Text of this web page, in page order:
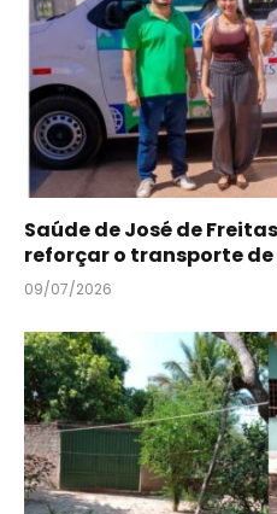
Saúde de José de
reforçar o transporte
09/07/2026